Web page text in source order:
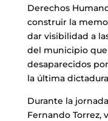
Derechos
construir la
dar visibilidad a
del municipio
desaparecidos
la última
Durante la
Fernando Torrez,